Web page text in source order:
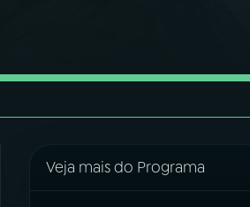
Veja mais do Programa